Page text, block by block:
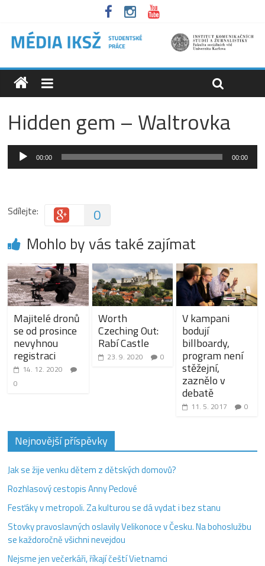
Hidden gem – Waltrovka
Audio
přehrávač
00:00 00:00
Sdílejte: 0
Mohlo by vás také zajímat
Majitelé dronů
se od prosince
nevyhnou
registraci
14. 12. 2020
0
Worth
Czeching Out:
Rabí Castle
23. 9. 2020 0
V kampani
bodují
billboardy,
program není
stěžejní,
zaznělo v
debatě
11. 5. 2017 0
Nejnovější příspěvky
Jak se žije venku dětem z dětských domovů?
Rozhlasový cestopis Anny Peclové
Fesťáky v metropoli. Za kulturou se dá vydat i bez stanu
Stovky pravoslavných oslavily Velikonoce v Česku. Na bohoslužbu
se každoročně všichni nevejdou
Nejsme jen večerkáři, říkají čeští Vietnamci